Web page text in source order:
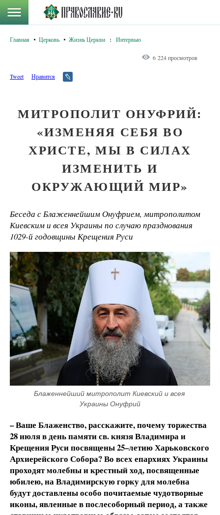
Главная Церковь Жизнь Церкви : Интервью
6 224 просмотров
Tweet Нравится
МИТРОПОЛИТ ОНУФРИЙ:
«ИЗМЕНЯЯ СЕБЯ ВО
ХРИСТЕ, МЫ В СИЛАХ
ИЗМЕНИТЬ И
ОКРУЖАЮЩИЙ МИР»
Беседа с Блаженнейшим Онуфрием, митрополитом
Киевским и всея Украины по случаю празднования
1029-й годовщины Крещения Руси
Блаженнейший митрополит Киевский и всея
Украины Онуфрий
– Ваше Блаженство, расскажите, почему торжества
28 июля в день памяти св. князя Владимира и
Крещения Руси посвящены 25–летию Харьковского
Архиерейского Собора? Во всех епархиях Украины
проходят молебны и крестный ход, посвященные
юбилею, на Владимирскую горку для молебна
будут доставлены особо почитаемые чудотворные
иконы, явленные в послесоборный период, а также